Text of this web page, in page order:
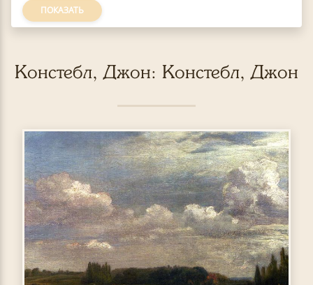
ПОКАЗАТЬ
Констебл, Джон: Констебл, Джон